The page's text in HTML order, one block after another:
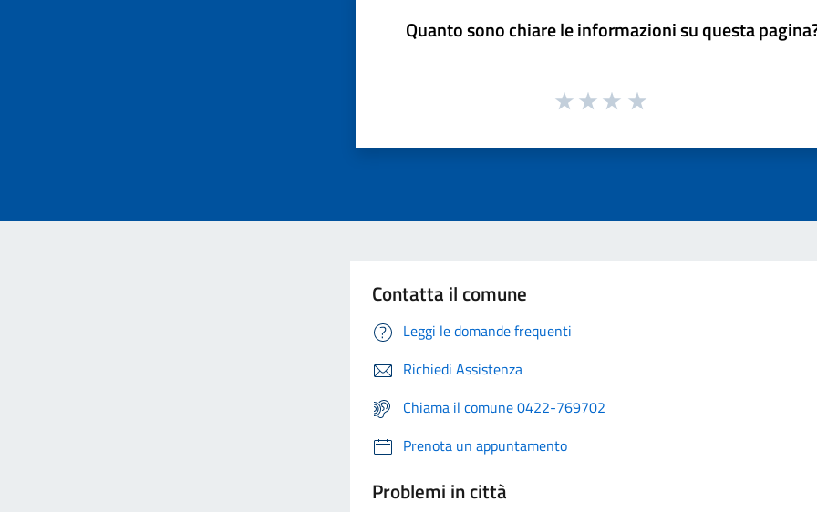
Quanto sono chiare le informazioni su questa
Contatta il comune
Leggi le domande frequenti
Richiedi Assistenza
Chiama il comune 0422-769702
Prenota un appuntamento
Problemi in città